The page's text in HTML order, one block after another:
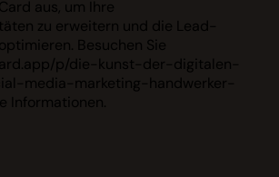
aus, um Ihre
zu erweitern und die Lead-
Besuchen Sie
p/die-kunst-der-digitalen-
media-marketing-handwerker-
Informationen.